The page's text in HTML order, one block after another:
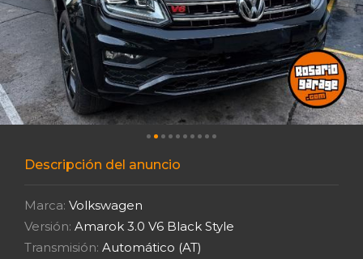
Descripción del anuncio
Marca: Volkswagen
Versión: Amarok 3.0 V6 Black Style
Transmisión: Automático (AT)